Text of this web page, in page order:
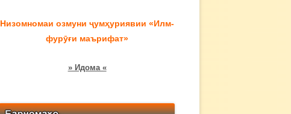
Низомномаи озмуни ҷумҳуриявии «Илм-
фурӯғи маърифат»
» Идома «